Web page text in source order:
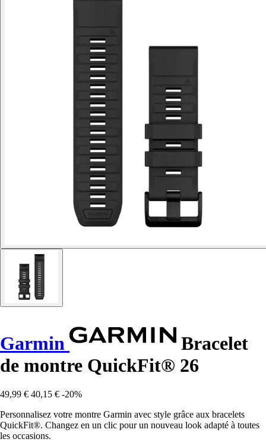
Garmin
Bracelet
de montre QuickFit® 26
49,99 € 40,15 € -20%
Personnalisez votre montre Garmin avec style grâce aux bracelets
QuickFit®. Changez en un clic pour un nouveau look adapté à toutes
les occasions.